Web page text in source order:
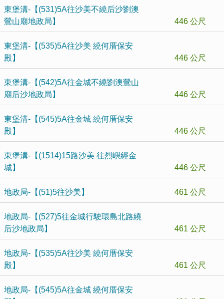
東堡溝-【(531)5A往沙美不繞后沙劉澳
鶯山廟地政局】
446 公尺
東堡溝-【(535)5A往沙美 繞何厝保安
殿】
446 公尺
東堡溝-【(542)5A往金城不繞劉澳鶯山
廟后沙地政局】
446 公尺
東堡溝-【(545)5A往金城 繞何厝保安
殿】
446 公尺
東堡溝-【(1514)15路沙美 往烈嶼經金
城】
446 公尺
地政局-【(51)5往沙美】 461 公尺
地政局-【(527)5往金城行駛環島北路繞
后沙地政局】
461 公尺
地政局-【(535)5A往沙美 繞何厝保安
殿】
461 公尺
地政局-【(545)5A往金城 繞何厝保安